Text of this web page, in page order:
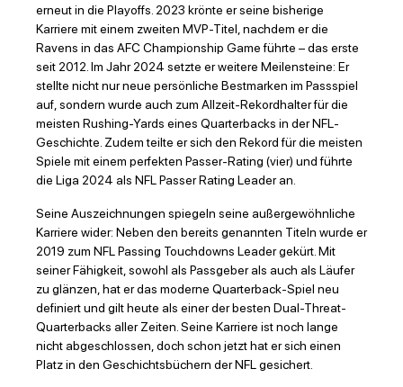
erneut in die Playoffs. 2023 krönte er seine bisherige
Karriere mit einem zweiten MVP-Titel, nachdem er die
Ravens in das AFC Championship Game führte – das erste
seit 2012. Im Jahr 2024 setzte er weitere Meilensteine: Er
stellte nicht nur neue persönliche Bestmarken im Passspiel
auf, sondern wurde auch zum Allzeit-Rekordhalter für die
meisten Rushing-Yards eines Quarterbacks in der NFL-
Geschichte. Zudem teilte er sich den Rekord für die meisten
Spiele mit einem perfekten Passer-Rating (vier) und führte
die Liga 2024 als NFL Passer Rating Leader an.
Seine Auszeichnungen spiegeln seine außergewöhnliche
Karriere wider: Neben den bereits genannten Titeln wurde er
2019 zum NFL Passing Touchdowns Leader gekürt. Mit
seiner Fähigkeit, sowohl als Passgeber als auch als Läufer
zu glänzen, hat er das moderne Quarterback-Spiel neu
definiert und gilt heute als einer der besten Dual-Threat-
Quarterbacks aller Zeiten. Seine Karriere ist noch lange
nicht abgeschlossen, doch schon jetzt hat er sich einen
Platz in den Geschichtsbüchern der NFL gesichert.